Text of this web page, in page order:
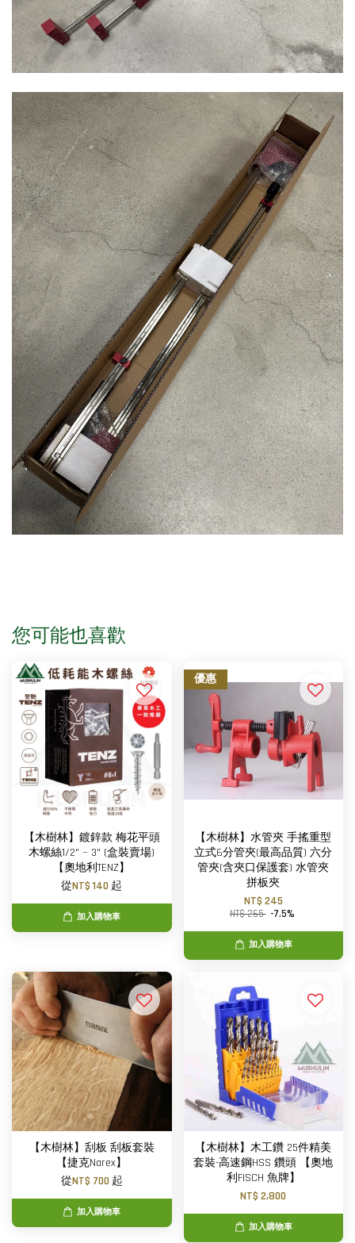
您可能也喜歡
【木樹林】鍍鋅款 梅花平頭
木螺絲1/2" ~ 3" (盒裝賣場)
【奧地利TENZ】
從NT$ 140 起
加入購物車
優惠
【木樹林】水管夾 手搖重型
立式6分管夾(最高品質) 六分
管夾(含夾口保護套) 水管夾
拼板夾
NT$ 245
NT$ 265 -7.5%
加入購物車
【木樹林】刮板 刮板套裝
【捷克Narex】
從NT$ 700 起
加入購物車
【木樹林】木工鑽 25件精美
套裝-高速鋼HSS 鑽頭 【奧地
利FISCH 魚牌】
NT$ 2,800
加入購物車